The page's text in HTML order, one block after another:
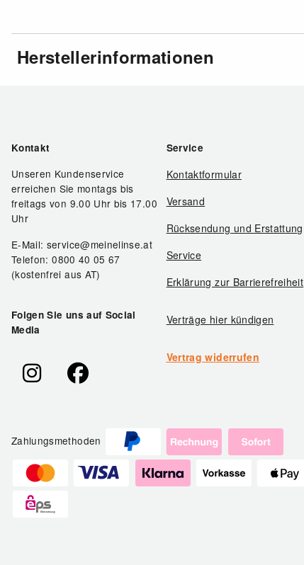
Herstellerinformationen
Kontakt
Unseren Kundenservice
erreichen Sie montags bis
freitags von 9.00 Uhr bis 17.00
Uhr
E-Mail: service@meinelinse.at
Telefon: 0800 40 05 67
(kostenfrei aus AT)
Folgen Sie uns auf Social
Media
Service
Kontaktformular
Versand
Rücksendung und Erstattung
Service
Erklärung zur Barrierefreiheit
Verträge hier kündigen
Vertrag widerrufen
Zahlungsmethoden